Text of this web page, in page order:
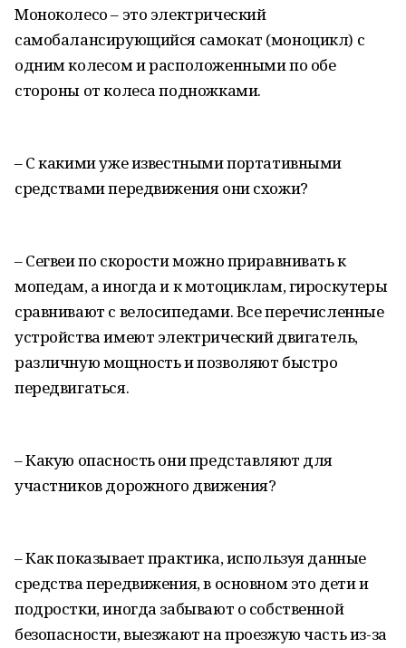
Моноколесо – это электрический
самобалансирующийся самокат (моноцикл) с
одним колесом и расположенными по обе
стороны от колеса подножками.
– С какими уже известными портативными
средствами передвижения они схожи?
– Сегвеи по скорости можно приравнивать к
мопедам, а иногда и к мотоциклам, гироскутеры
сравнивают с велосипедами. Все перечисленные
устройства имеют электрический двигатель,
различную мощность и позволяют быстро
передвигаться.
– Какую опасность они представляют для
участников дорожного движения?
– Как показывает практика, используя данные
средства передвижения, в основном это дети и
подростки, иногда забывают о собственной
безопасности, выезжают на проезжую часть из-за